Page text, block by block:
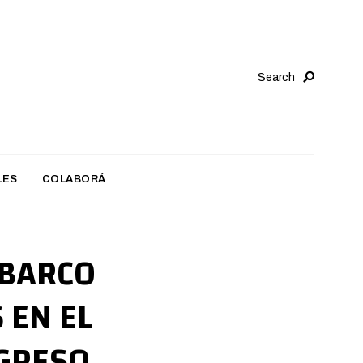
Search
COLABORÁ
EL